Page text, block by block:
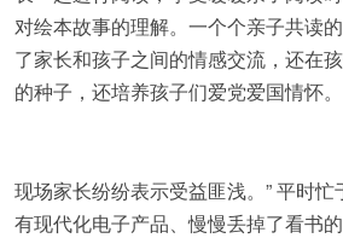
对绘本故事的理解。一个个亲子共读
了家长和孩子之间的情感交流，还在
的种子，还培养孩子们爱党爱国情怀。
现场家长纷纷表示受益匪浅。” 平时
有现代化电子产品、慢慢丢掉了看书